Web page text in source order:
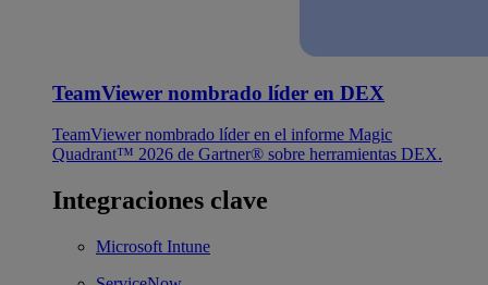
TeamViewer nombrado líder en DEX
TeamViewer nombrado líder en el informe Magic
Quadrant™ 2026 de Gartner® sobre herramientas DEX.
Integraciones clave
Microsoft Intune